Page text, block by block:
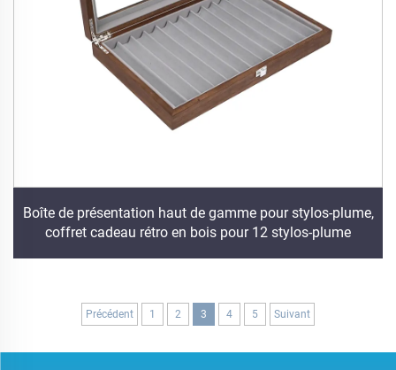
Boîte de présentation haut de gamme pour stylos-plume,
coffret cadeau rétro en bois pour 12 stylos-plume
Précédent 1 2 3 4 5 Suivant